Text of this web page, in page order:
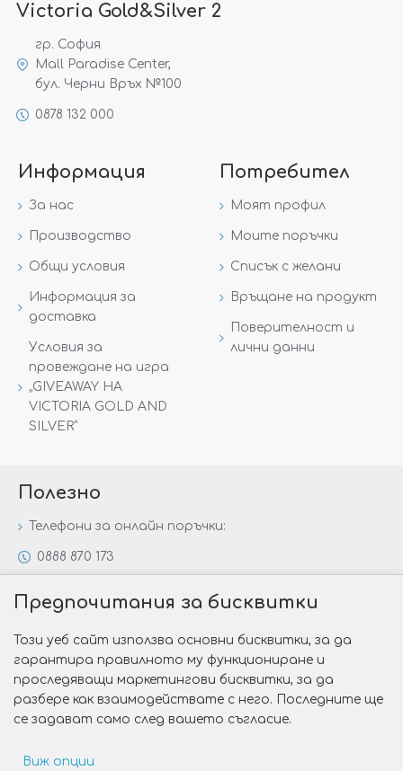
Victoria Gold&Silver 2
гр. София
Mall Paradise Center,
бул. Черни Връх №100
0878 132 000
Информация
За нас
Производство
Общи условия
Информация за
доставка
Условия за
провеждане на игра
„GIVEAWAY НА
VICTORIA GOLD AND
SILVER“
Потребител
Моят профил
Моите поръчки
Списък с желани
Връщане на продукт
Поверителност и
лични данни
Полезно
Телефони за онлайн поръчки:
0888 870 173
Специални предложения
Защо да изберете Victoria Gold&Silver?
Как да изберем годежен пръстен?
Предпочитания за бисквитки
Този уеб сайт използва основни бисквитки, за да
гарантира правилното му функциониране и
проследяващи маркетингови бисквитки, за да
разбере как взаимодействате с него. Последните ще
се задават само след вашето съгласие.
Виж опции